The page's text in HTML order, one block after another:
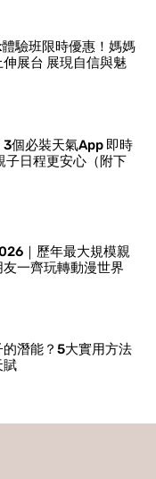
驗班限時優惠！媽媽
展台 展現自信與魅
個必裝天氣App 即時
子日程更安心（附下
｜歷年最大規模親
一齊玩轉動漫世界
潛能？5大實用方法
賦